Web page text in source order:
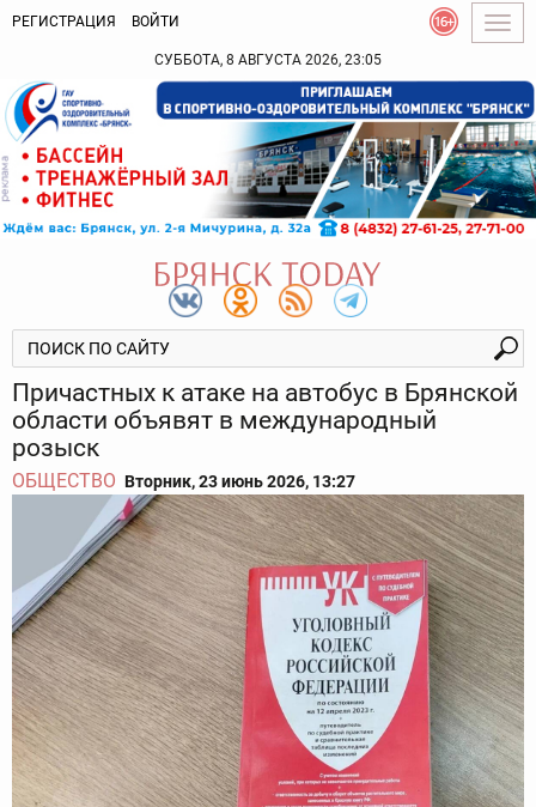
РЕГИСТРАЦИЯ ВОЙТИ
СУББОТА, 8 АВГУСТА 2026, 23:05
Причастных к атаке на автобус в Брянской
области объявят в международный
розыск
ОБЩЕСТВО Вторник, 23 июнь 2026, 13:27